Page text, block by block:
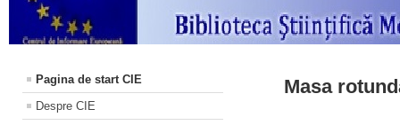
Pagina de start CIE
Despre CIE
Masa